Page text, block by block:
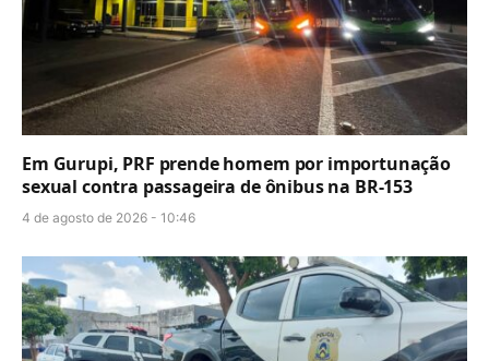
Em Gurupi, PRF prende homem por importunação
sexual contra passageira de ônibus na BR-153
4 de agosto de 2026 - 10:46